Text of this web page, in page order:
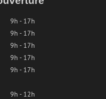
9h - 17h
9h - 17h
9h - 17h
9h - 17h
9h - 17h
9h - 12h